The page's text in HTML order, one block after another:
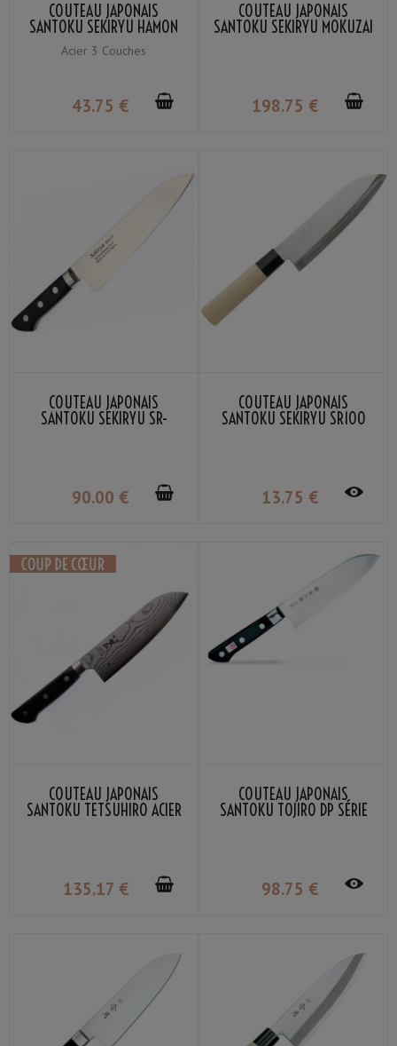
COUTEAU JAPONAIS
SANTOKU SEKIRYU HAMON
SRW100 16.5CM
Acier 3 Couches
43.75 €
COUTEAU JAPONAIS
SANTOKU SEKIRYU MOKUZAI
198.75 €
COUTEAU JAPONAIS
SANTOKU SEKIRYU SR-
90.00 €
COUTEAU JAPONAIS
SANTOKU SEKIRYU SR100
13.75 €
COUTEAU JAPONAIS
SANTOKU TETSUHIRO ACIER
135.17 €
COUTEAU JAPONAIS
SANTOKU TOJIRO DP SÉRIE
98.75 €